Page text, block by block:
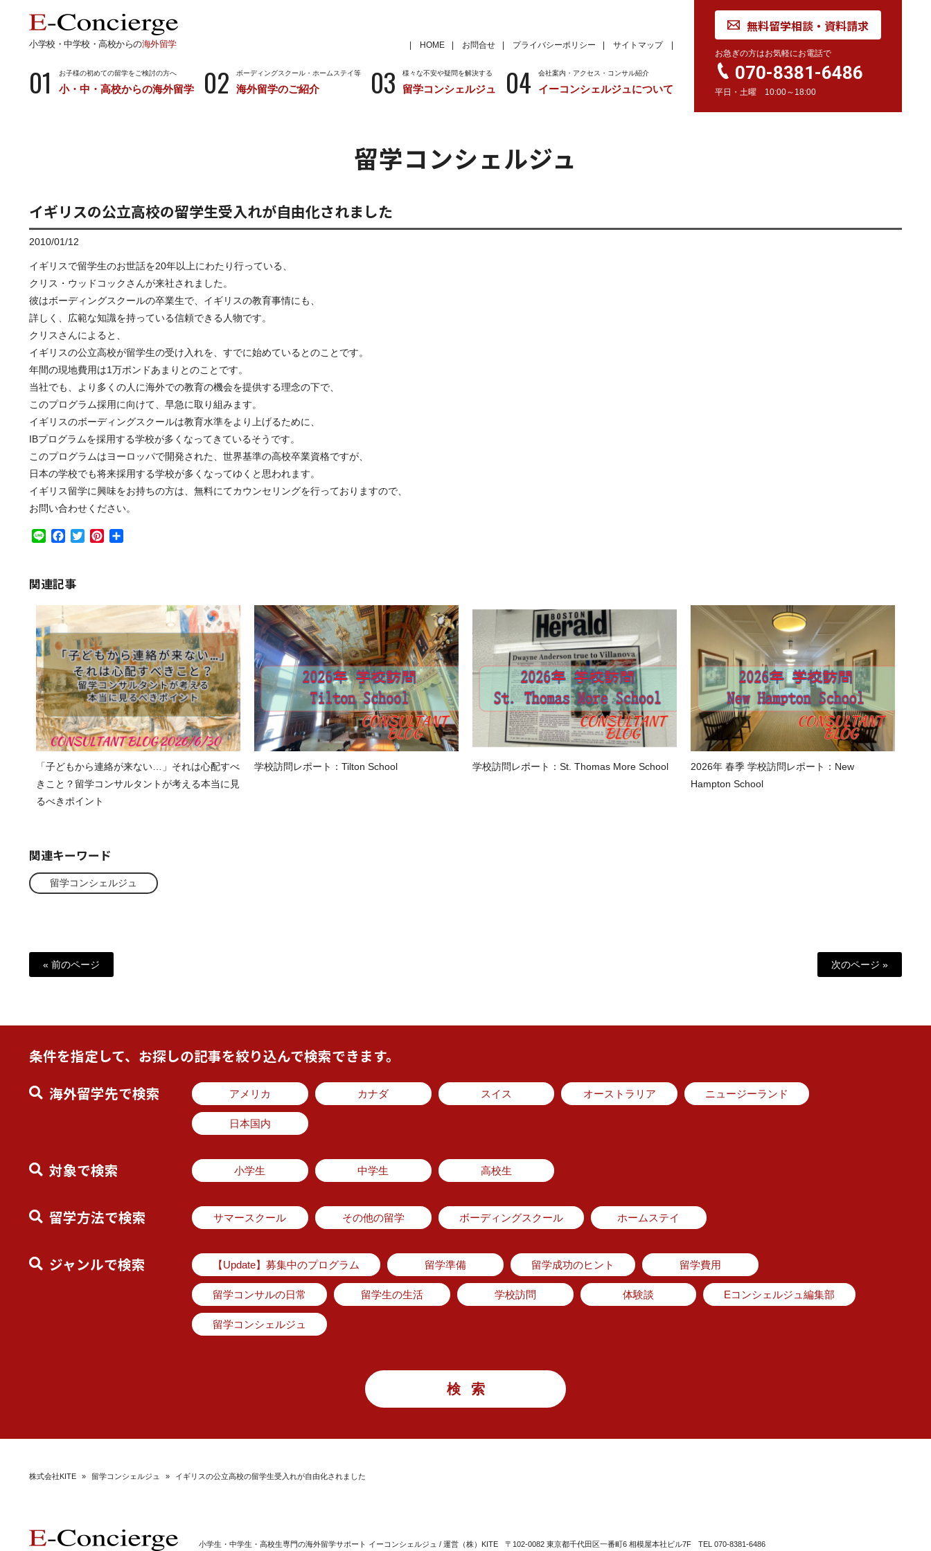
小学校・中学校・高校からの海外留学 HOME お問合せ プライバシーポリシー サイトマップ
01 お子様の初めての留学をご検討の方へ
小・中・高校からの海外留学 02 ボーディングスクール・ホームステイ等
海外留学のご紹介
高校生からのボーディングスクール
留学情報 学校情報
03 様々な不安や疑問を解決する
留学コンシェルジュ 04 会社案内・アクセス・コンサル紹介
イーコンシェルジュについて
無料留学相談・資料請求
お急ぎの方はお気軽にお電話で
070-8381-6486
平日・土曜 10:00～18:00
留学コンシェルジュ
イギリスの公立高校の留学生受入れが自由化されました
2010/01/12
イギリスで留学生のお世話を20年以上にわたり行っている、
クリス・ウッドコックさんが来社されました。
彼はボーディングスクールの卒業生で、イギリスの教育事情にも、
詳しく、広範な知識を持っている信頼できる人物です。
クリスさんによると、
イギリスの公立高校が留学生の受け入れを、すでに始めているとのことです。
年間の現地費用は1万ポンドあまりとのことです。
当社でも、より多くの人に海外での教育の機会を提供する理念の下で、
このプログラム採用に向けて、早急に取り組みます。
イギリスのボーディングスクールは教育水準をより上げるために、
IBプログラムを採用する学校が多くなってきているそうです。
このプログラムはヨーロッパで開発された、世界基準の高校卒業資格ですが、
日本の学校でも将来採用する学校が多くなってゆくと思われます。
イギリス留学に興味をお持ちの方は、無料にてカウンセリングを行っておりますので、
お問い合わせください。
Line Facebook
TwitterPinterest
関連記事
「子どもから連絡が来ない…」それは心配すべ
きこと？留学コンサルタントが考える本当に見
るべきポイント
学校訪問レポート：Tilton School 学校訪問レポート：St. Thomas More School
2026年 春季 学校訪問レポート：New
Hampton School
関連キーワード
留学コンシェルジュ
« 前のページ 次のページ »
条件を指定して、お探しの記事を絞り込んで検索できます。
海外留学先で検索
アメリカ カナダ スイス オーストラリア ニュージーランド
日本国内
対象で検索 小学生 中学生 高校生
留学方法で検索 サマースクール その他の留学 ボーディングスクール ホームステイ
ジャンルで検索 【Update】募集中のプログラム 留学準備 留学成功のヒント 留学費用
留学コンサルの日常 留学生の生活 学校訪問 体験談 Eコンシェルジュ編集部
留学コンシェルジュ
株式会社KITE » 留学コンシェルジュ » イギリスの公立高校の留学生受入れが自由化されました
小学生・中学生・高校生専門の海外留学サポート イーコンシェルジュ / 運営（株）KITE 〒102-0082 東京都千代田区一番町6 相模屋本社ビル7F TEL 070-8381-6486